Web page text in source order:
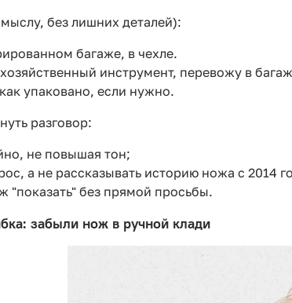
без лишних деталей):
багаже, в чехле.
инструмент, перевожу в
упаковано, если нужно.
разговор:
не повышая тон;
а не рассказывать историю ножа с 2014
"показать" без прямой просьбы.
забыли нож в ручной клади